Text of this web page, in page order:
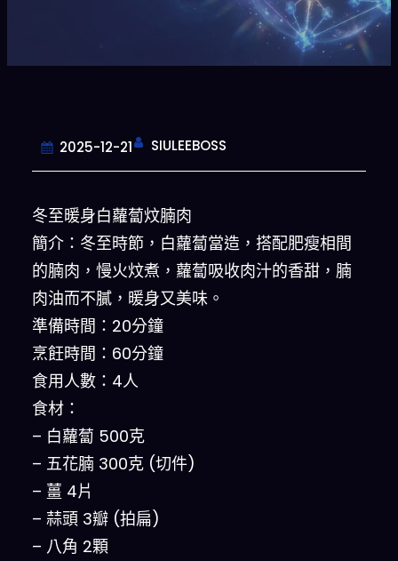
2025-12-21 SIULEEBOSS
冬至暖身白蘿蔔炆腩肉
簡介：冬至時節，白蘿蔔當造，搭配肥瘦相間
的腩肉，慢火炆煮，蘿蔔吸收肉汁的香甜，腩
肉油而不膩，暖身又美味。
準備時間：20分鐘
烹飪時間：60分鐘
食用人數：4人
食材：
– 白蘿蔔 500克
– 五花腩 300克 (切件)
– 薑 4片
– 蒜頭 3瓣 (拍扁)
– 八角 2顆